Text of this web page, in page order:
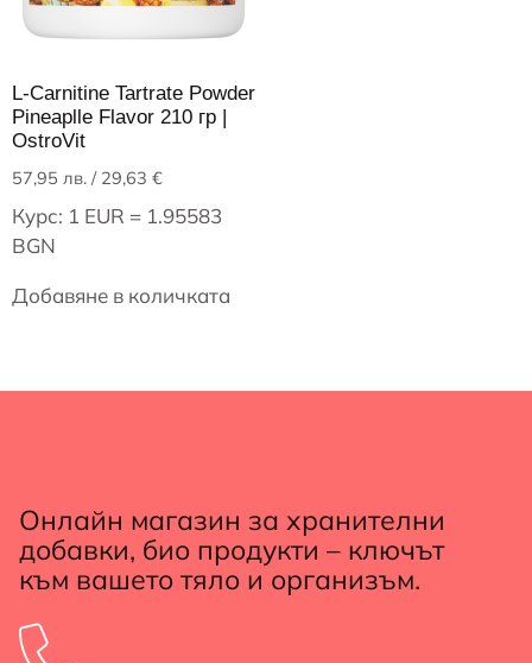
L-Carnitine Tartrate Powder
Pineaplle Flavor 210 гр |
OstroVit
57,95 лв. / 29,63 €
Курс: 1 EUR = 1.95583
BGN
Добавяне в количката
Онлайн магазин за хранителни
добавки, био продукти – ключът
към вашето тяло и организъм.